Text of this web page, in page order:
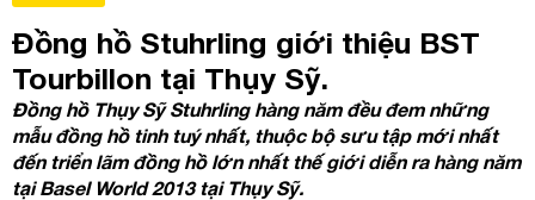
Đồng hồ Stuhrling giới thiệu BST
Tourbillon tại Thụy Sỹ.
Đồng hồ Thụy Sỹ Stuhrling hàng năm đều đem những
mẫu đồng hồ tinh tuý nhất, thuộc bộ sưu tập mới nhất
đến triển lãm đồng hồ lớn nhất thế giới diễn ra hàng năm
tại Basel World 2013 tại Thụy Sỹ.